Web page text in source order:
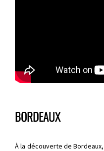
BORDEAUX
À la découverte de